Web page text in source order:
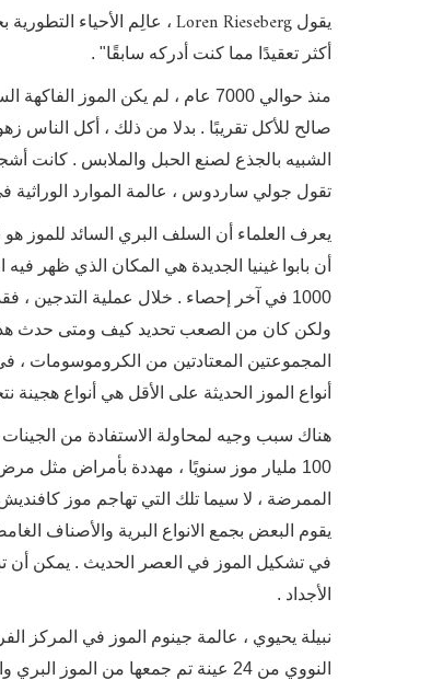
يقول Loren Rieseberg ، عالِم الأحياء
أكثر تعقيدًا مما كنت أدركه سابقًا" .
منذ حوالي 7000 عام ، لم يكن
صالح للأكل تقريبًا . بدلا من ذلك ، أكل الناس
الشبيه بالجذع لصنع الحبل والملابس . كانت
تقول جولي ساردوس ، عالمة الموارد الوراثية
يعرف العلماء أن السلف البري السائد للموز
أن بابوا غينيا الجديدة هي المكان الذي ظهر
1000 في آخر إحصاء . خلال عملية التدجين
ولكن كان من الصعب تحديد كيف ومتى حدث هذا
المجموعتين المعتادتين من الكروموسومات
أنواع الموز الحديثة على الأقل هي أنواع
100 مليار موز سنويًا ، مهددة بأمراض مثل
الممرضة ، لا سيما تلك التي تهاجم موز
يقوم البعض بجمع الانواع البرية والأصناف
في تشكيل الموز في العصر الحديث . يمكن أن
الأجداد .
نبيلة يحيوي ، عالمة جينوم الموز في المركز
النووي من 24 عينة تم جمعها من